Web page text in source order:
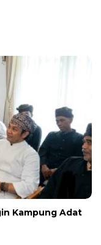
Kampung Adat